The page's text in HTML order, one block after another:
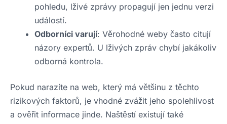
pohledu, lživé zprávy propagují jen jednu verzi
událostí.
Odborníci varují: Věrohodné weby často citují
názory expertů. U lživých zpráv chybí jakákoliv
odborná kontrola.
Pokud narazíte na web, který má většinu z těchto
rizikových faktorů, je vhodné zvážit jeho spolehlivost
a ověřit informace jinde. Naštěstí existují také